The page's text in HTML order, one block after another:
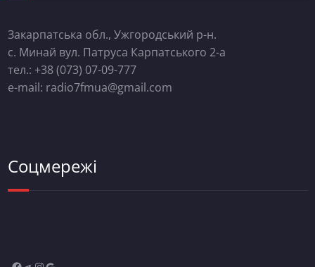
Закарпатська обл., Ужгородський р-н.
с. Минай вул. Патруса Карпатського 2-а
тел.: +38 (073) 07-09-777
e-mail: radio7fmua@gmail.com
Соцмережі